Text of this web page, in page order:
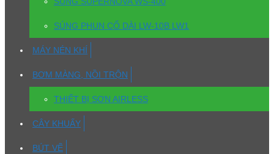
SÚNG PHUN CỔ DÀI LW-10B LW1
MÁY NÉN KHÍ
BƠM MÀNG, NỒI TRỘN
THIẾT BỊ SƠN AIRLESS
CÂY KHUẤY
BÚT VẼ